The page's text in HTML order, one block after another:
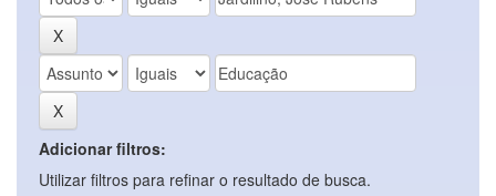
Adicionar filtros:
Utilizar filtros para refinar o resultado de busca.